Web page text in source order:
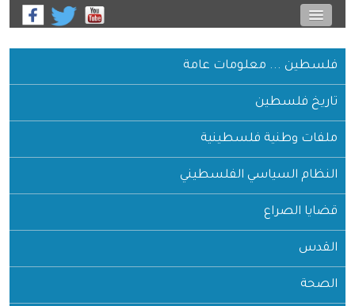
فلسطين ... معلومات عامة
تاريخ فلسطين
ملفات وطنية فلسطينية
النظام السياسي الفلسطيني
قضايا الصراع
القدس
الصحة